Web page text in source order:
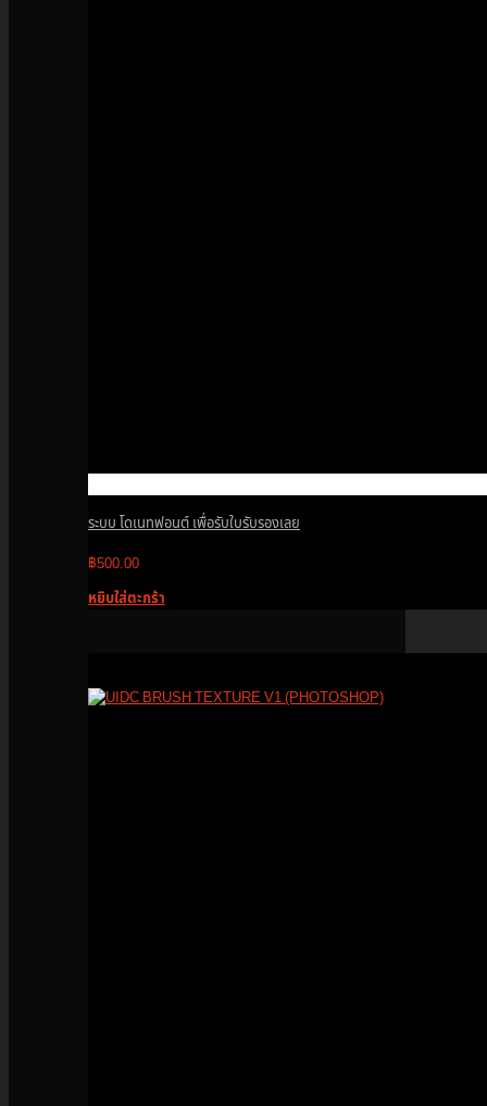
ระบบ โดเนทฟอนต์ เพื่อรับใบรับรองเลย
฿500.00
หยิบใส่ตะกร้า